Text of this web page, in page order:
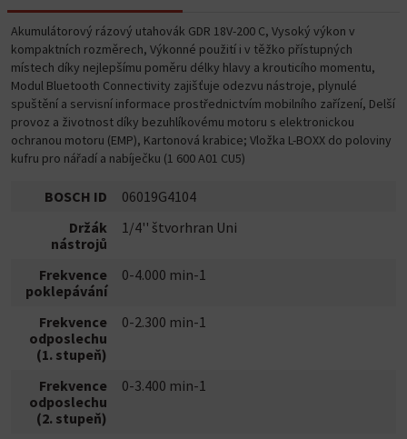
Akumulátorový rázový utahovák GDR 18V-200 C, Vysoký výkon v
kompaktních rozměrech, Výkonné použití i v těžko přístupných
místech díky nejlepšímu poměru délky hlavy a krouticího momentu,
Modul Bluetooth Connectivity zajišťuje odezvu nástroje, plynulé
spuštění a servisní informace prostřednictvím mobilního zařízení, Delší
provoz a životnost díky bezuhlíkovému motoru s elektronickou
ochranou motoru (EMP), Kartonová krabice; Vložka L-BOXX do poloviny
kufru pro nářadí a nabíječku (1 600 A01 CU5)
BOSCH ID
06019G4104
Držák
nástrojů
1/4'' štvorhran Uni
Frekvence
poklepávání
0-4.000 min-1
Frekvence
odposlechu
(1. stupeň)
0-2.300 min-1
Frekvence
odposlechu
(2. stupeň)
0-3.400 min-1